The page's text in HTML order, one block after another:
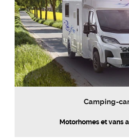
Camping-
Motorhomes et vans